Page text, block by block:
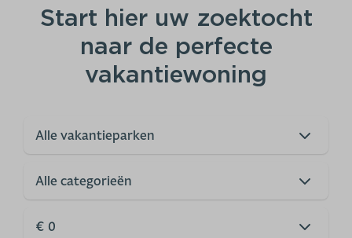
Start hier uw zoektocht
naar de perfecte
vakantiewoning